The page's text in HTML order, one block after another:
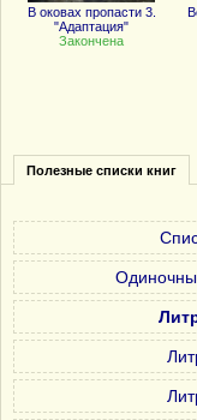
В оковах пропасти 3.
"Адаптация"
Закончена
Полезные списки книг